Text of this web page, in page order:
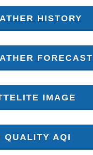
HISTORY
FORECAST
IMAGE
QUALITY AQI